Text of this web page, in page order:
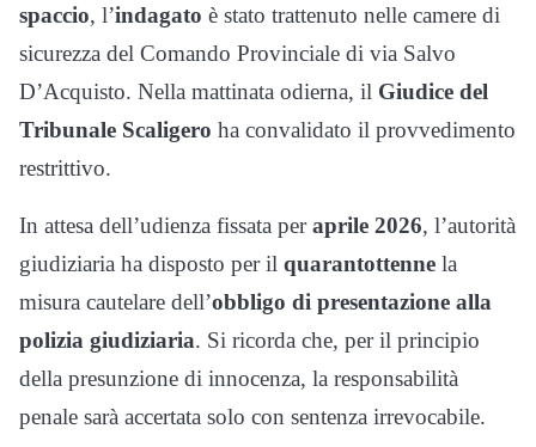
spaccio, l’indagato è stato trattenuto nelle camere di
sicurezza del Comando Provinciale di via Salvo
D’Acquisto. Nella mattinata odierna, il Giudice del
Tribunale Scaligero ha convalidato il provvedimento
restrittivo.
In attesa dell’udienza fissata peraprile 2026, l’autorità
giudiziaria ha disposto per il quarantottenne la
misura cautelare dell’obbligo di presentazione alla
polizia giudiziaria. Si ricorda che, per il principio
della presunzione di innocenza, la responsabilità
penale sarà accertata solo con sentenza irrevocabile.